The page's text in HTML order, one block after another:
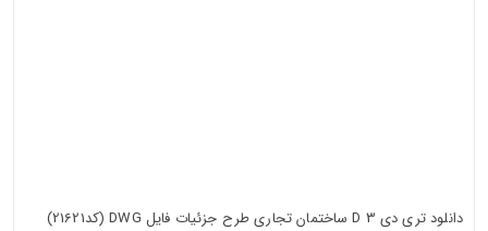
دانلود تری دی 3 D ساختمان تجاری طرح جزئیات فایل DWG (کد21621)